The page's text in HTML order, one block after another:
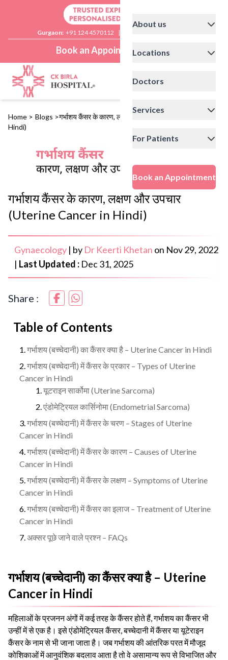
Gurgaon: +91 124 4570112 |
Book an Appointment
About us
Locations
Doctors
Services
For Patients
Book an Appointment
Home > Blogs >गर्भाशय कैंसर के कारण, लक्षण और उपचार (Uterine Cancer in
Hindi)
गर्भाशय कैंसर के कारण, लक्षण और उपचार
(Uterine Cancer in Hindi)
Gynaecology | by Dr Keerti Khetan on Nov 29, 2022
| Last Updated : Dec 31, 2025
Share :
Table of Contents
गर्भाशय (बच्चेदानी) का कैंसर क्या है – Uterine Cancer in Hindi
गर्भाशय (बच्चेदानी) में कैंसर के प्रकार – Types of Uterine
Cancer in Hindi
यूटराइन सार्कोमा (Uterine Sarcoma)
एंडोमेट्रियल कार्सिनोमा (Endometrial Sarcoma)
गर्भाशय (बच्चेदानी) में कैंसर के चरण – Stages of Uterine
Cancer in Hindi
गर्भाशय (बच्चेदानी) में कैंसर के कारण – Causes of Uterine
Cancer in Hindi
गर्भाशय (बच्चेदानी) में कैंसर के लक्षण – Symptoms of Uterine
Cancer in Hindi
गर्भाशय (बच्चेदानी) में कैंसर का इलाज – Treatment of Uterine
Cancer in Hindi
अक्सर पूछे जाने वाले प्रश्न – FAQs
गर्भाशय (बच्चेदानी) का कैंसर क्या है – Uterine
Cancer in Hindi
महिलाओं के प्रजनन अंगों में कई तरह के कैंसर होते हैं, गर्भाशय का कैंसर भी
उन्हीं में से एक है। इसे एंडोमेट्रियल कैंसर, बच्चेदानी में कैंसर या यूटेराइन
कैंसर के नाम से भी जाना जाता है। जब गर्भाशय की आंतरिक परत में मौजूद
कोशिकाओं में आनुवंशिक बदलाव आता है तो वे असामान्य रूप से विभाजित और